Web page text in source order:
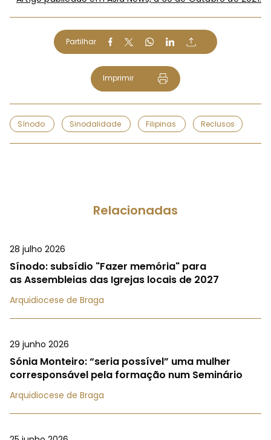
Partilhar
Imprimir
Sínodo Sinodalidade Filipinas Reclusos
Relacionadas
28 julho 2026
Sínodo: subsídio "Fazer memória" para
as Assembleias das Igrejas locais de 2027
Arquidiocese de Braga
29 junho 2026
Sónia Monteiro: “seria possível” uma mulher
corresponsável pela formação num Seminário
Arquidiocese de Braga